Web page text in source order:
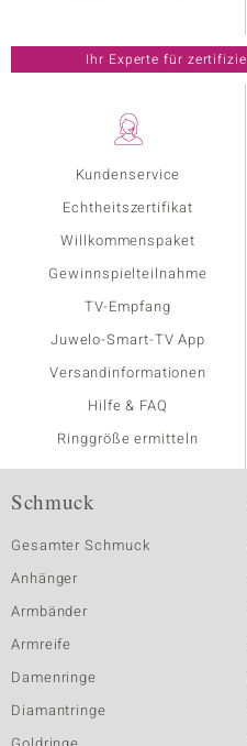
Kundenservice
Echtheitszertifikat
Willkommenspaket
Gewinnspielteilnahme
TV-Empfang
Juwelo-Smart-TV App
Versandinformationen
Hilfe & FAQ
Ringgröße ermitteln
Ihr Experte für
Schmuck
Gesamter Schmuck
Anhänger
Armbänder
Armreife
Damenringe
Diamantringe